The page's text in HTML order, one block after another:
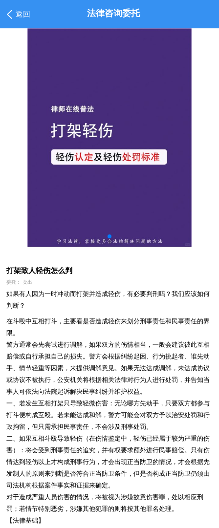
返回 法律咨询委托
打架致人轻伤怎么判
委托： 卖出
如果有人因为一时冲动而打架并造成轻伤，有必要判刑吗？我们应该如何
判断？
在斗殴中互相打斗，主要看是否造成轻伤来划分刑事责任和民事责任的界
限。
警方通常会先尝试进行调解，如果双方的伤情相当，一般会建议彼此互相
赔偿或自行承担自己的损失。警方会根据纠纷起因、行为挑起者、谁先动
手、情节轻重等因素，来提供调解意见。如果无法达成调解，未达成协议
或协议不被执行，公安机关将根据相关法律对行为人进行处罚，并告知当
事人可依法向法院起诉解决民事纠纷并维护权益。
一、若发生互相打架只导致轻微伤害：无论哪方先动手，只要双方都参与
打斗便构成互殴。若未能达成和解，警方可能会对双方予以治安处罚和行
政拘留，但只需承担民事责任，不会涉及刑事处罚。
二、如果互相斗殴导致轻伤（在伤情鉴定中，轻伤已经属于较为严重的伤
害）：将会受到刑事责任的追究，并有权要求额外进行民事赔偿。只有伤
情达到轻伤以上才构成刑事行为，才会出现正当防卫的情况，才会根据先
发制人的原则来判断是否符合正当防卫条件，但是否构成正当防卫仍须由
司法机构根据案件事实和证据来确定。
对于造成严重人员伤害的情况，将被视为涉嫌故意伤害罪，处以相应刑
罚；若情节特别恶劣，涉嫌其他犯罪的则将按其他罪名处理。
【法律基础】